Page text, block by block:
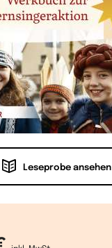
Leseprobe ansehen